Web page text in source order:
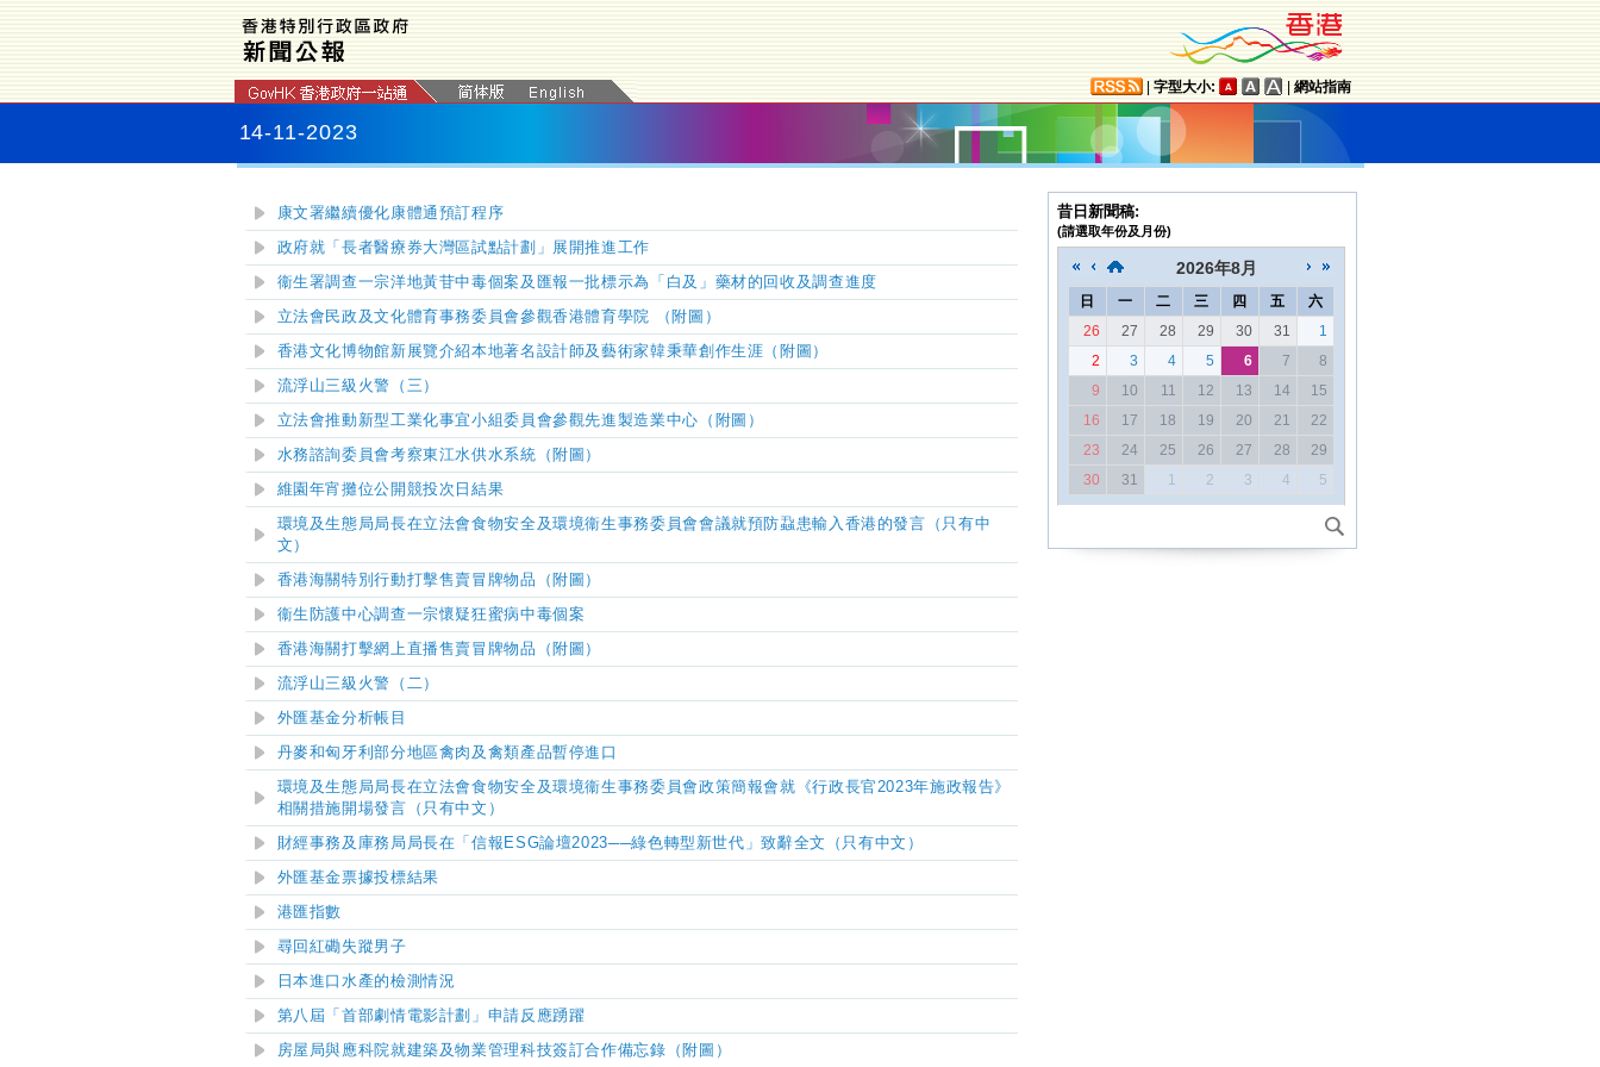
字型大小: 網站指南
14-11-2023
康文署繼續優化康體通預訂程序
政府就「長者醫療券大灣區試點計劃 」展開推進工作
衞生署調查一宗洋地黃苷中毒個案及匯報一批標示為「白及」藥材的回收及調查進度
立法會民政及文化體育事務委員會參觀香港體育學院 （附圖）
香港文化博物館新展覽介紹本地著名設計師及藝術家韓秉華創作生涯（附圖）
流浮山三級火警（三）
立法會推動新型工業化事宜小組委員會參觀先進製造業中心（附圖）
水務諮詢委員會考察東江水供水系統（附圖）
維園年宵攤位公開競投次日結果
環境及生態局局長在立法會食物安全及環境衞生事務委員會會議就預防蝨患輸入香港的發言（只有中
文）
香港海關特別行動打擊售賣冒牌物品（附圖）
衞生防護中心調查一宗懷疑狂蜜病中毒個案
香港海關打擊網上直播售賣冒牌物品（附圖）
流浮山三級火警（二）
外匯基金分析帳目
丹麥和匈牙利部分地區禽肉及禽類產品暫停進口
環境及生態局局長在立法會食物安全及環境衞生事務委員會政策簡報會就《行政長官2023年施政報告》
相關措施開場發言（只有中文）
財經事務及庫務局局長在「信報ESG論壇2023──綠色轉型新世代」致辭全文（只有中文）
外匯基金票據投標結果
港匯指數
尋回紅磡失蹤男子
日本進口水產的檢測情況
第八屆「首部劇情電影計劃」申請反應踴躍
房屋局與應科院就建築及物業管理科技簽訂合作備忘錄（附圖）
昔日新聞稿:
(請選取年份及月份)
2026年8月
日 一 二 三 四 五
六
26
27 28 29 30 31
1
2
3 4 5 6 7
8
9
10 11 12 13 14
15
16
17 18 19 20 21
22
23
24 25 26 27 28
29
30
31 1 2 3 4 5